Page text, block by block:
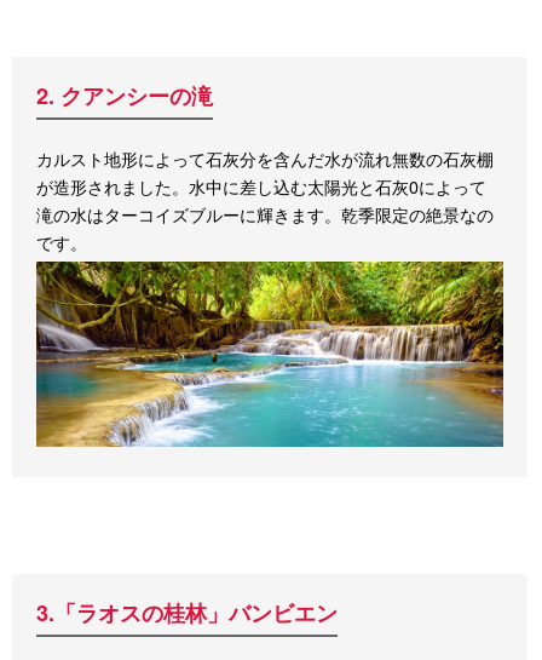
2. クアンシーの滝
カルスト地形によって石灰分を含んだ水が流れ無数の石灰棚
が造形されました。水中に差し込む太陽光と石灰0によって
滝の水はターコイズブルーに輝きます。乾季限定の絶景なの
です。
3.「ラオスの桂林」バンビエン